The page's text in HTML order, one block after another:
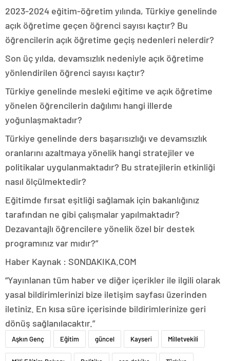
2023-2024 eğitim-öğretim yılında, Türkiye genelinde
açık öğretime geçen öğrenci sayısı kaçtır? Bu
öğrencilerin açık öğretime geçiş nedenleri nelerdir?
Son üç yılda, devamsızlık nedeniyle açık öğretime
yönlendirilen öğrenci sayısı kaçtır?
Türkiye genelinde mesleki eğitime ve açık öğretime
yönelen öğrencilerin dağılımı hangi illerde
yoğunlaşmaktadır?
Türkiye genelinde ders başarısızlığı ve devamsızlık
oranlarını azaltmaya yönelik hangi stratejiler ve
politikalar uygulanmaktadır? Bu stratejilerin etkinliği
nasıl ölçülmektedir?
Eğitimde fırsat eşitliği sağlamak için bakanlığınız
tarafından ne gibi çalışmalar yapılmaktadır?
Dezavantajlı öğrencilere yönelik özel bir destek
programınız var mıdır?”
Haber Kaynak : SONDAKIKA.COM
“Yayınlanan tüm haber ve diğer içerikler ile ilgili olarak
yasal bildirimlerinizi bize iletişim sayfası üzerinden
iletiniz. En kısa süre içerisinde bildirimlerinize geri
dönüş sağlanılacaktır.”
Aşkın Genç Eğitim güncel Kayseri Milletvekili